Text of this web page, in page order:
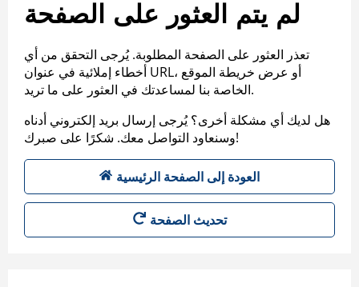
لم يتم العثور على الصفحة
تعذر العثور على الصفحة المطلوبة. يُرجى التحقق من أي
أخطاء إملائية في عنوان URL، أو عرض خريطة الموقع
الخاصة بنا لمساعدتك في العثور على ما تريد.
هل لديك أي مشكلة أخرى؟ يُرجى إرسال بريد إلكتروني أدناه
وسنعاود التواصل معك. شكرًا على صبرك!
العودة إلى الصفحة الرئيسية
تحديث الصفحة